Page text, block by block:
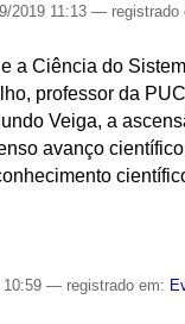
2019 11:13— registrado
a Ciência do
professor da
Veiga, a
avanço
10:59— registrado em: